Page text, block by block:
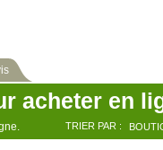
acheter en
TRIER PAR :